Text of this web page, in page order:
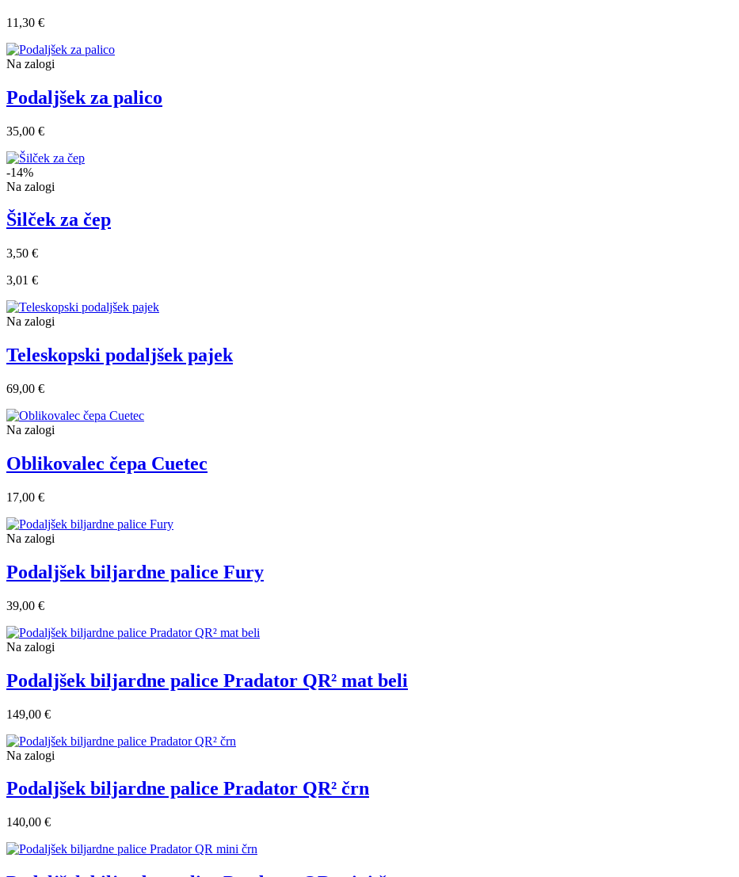
11,30 €
Na zalogi
Podaljšek za palico
35,00 €
-14%
Na zalogi
Šilček za čep
3,50 €
3,01 €
Na zalogi
Teleskopski podaljšek pajek
69,00 €
Na zalogi
Oblikovalec čepa Cuetec
17,00 €
Na zalogi
Podaljšek biljardne palice Fury
39,00 €
Na zalogi
Podaljšek biljardne palice Pradator QR² mat beli
149,00 €
Na zalogi
Podaljšek biljardne palice Pradator QR² črn
140,00 €